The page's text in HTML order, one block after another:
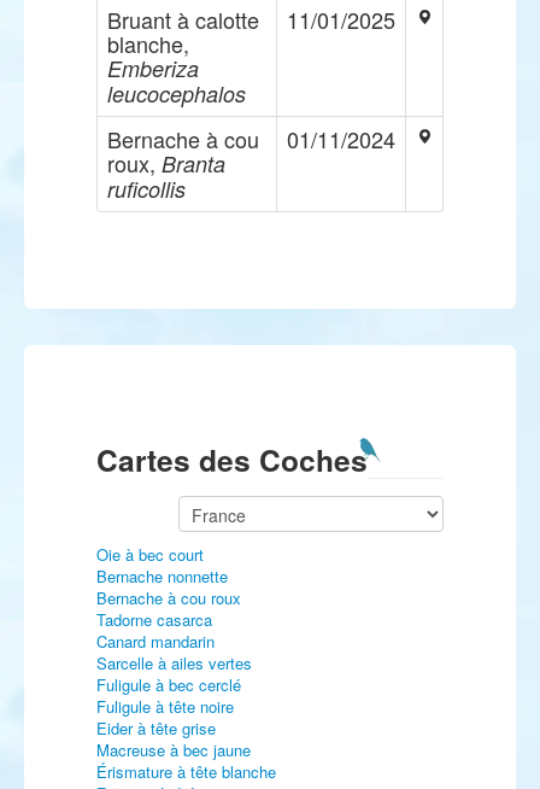
Bruant à calotte
blanche,
Emberiza
leucocephalos
11/01/2025
Bernache à cou
roux, Branta
ruficollis
01/11/2024
Cartes des Coches
Oie à bec court
Bernache nonnette
Bernache à cou roux
Tadorne casarca
Canard mandarin
Sarcelle à ailes vertes
Fuligule à bec cerclé
Fuligule à tête noire
Eider à tête grise
Macreuse à bec jaune
Érismature à tête blanche